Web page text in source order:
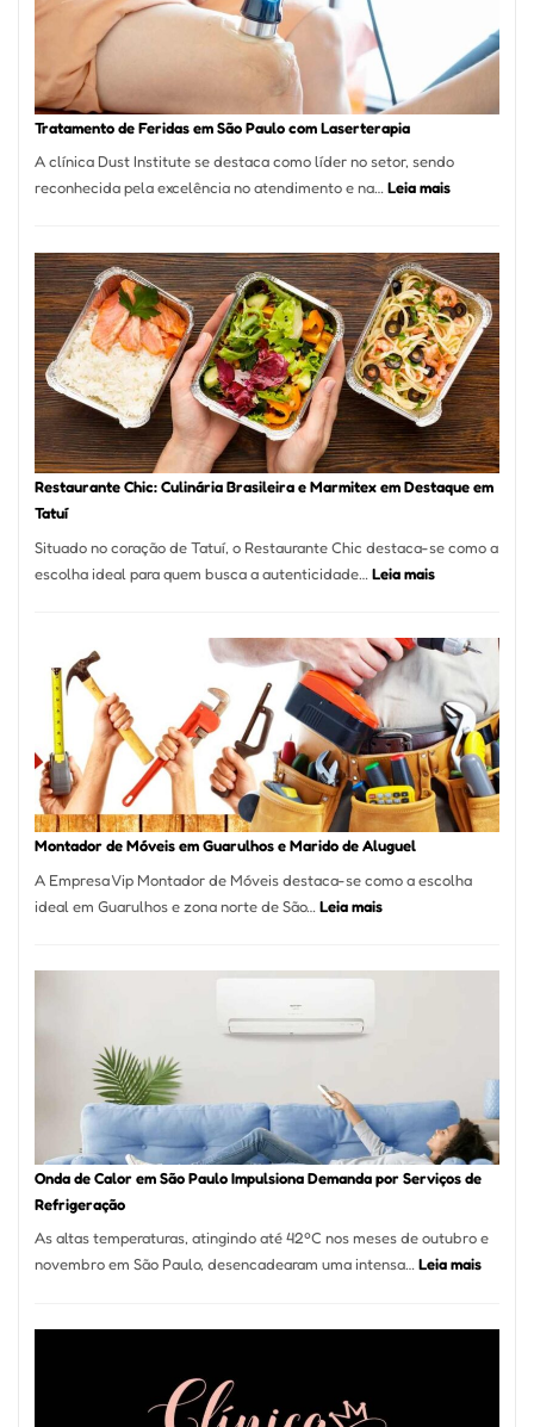
Inicia
2025
com
Crescimento
Recorde
9,9%
Tratamento de Feridas em São Paulo com Laserterapia
A clínica Dust Institute se destaca como líder no setor, sendo
reconhecida pela excelência no atendimento e na…Leia mais:
Feridas
em
São
Paulo
com
Restaurante Chic: Culinária Brasileira e Marmitex em Destaque em
Tatuí
Situado no coração de Tatuí, o Restaurante Chic destaca-se como a
escolha ideal para quem busca a autenticidade… Leia mais:
Culinária
Brasileira
e
Marmitex
em
Destaque
em
Tatuí
Montador de Móveis em Guarulhos e Marido de Aluguel
A Empresa Vip Montador de Móveis destaca-se como a escolha
ideal em Guarulhos e zona norte de São… Leia mais:
de
Aluguel
Onda de Calor em São Paulo Impulsiona Demanda por Serviços de
Refrigeração
As altas temperaturas, atingindo até 42ºC nos meses de outubro e
novembro em São Paulo, desencadearam uma intensa…Leia mais: